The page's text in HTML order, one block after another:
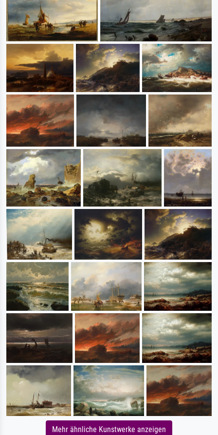
Mehr ähnliche Kunstwerke anzeigen